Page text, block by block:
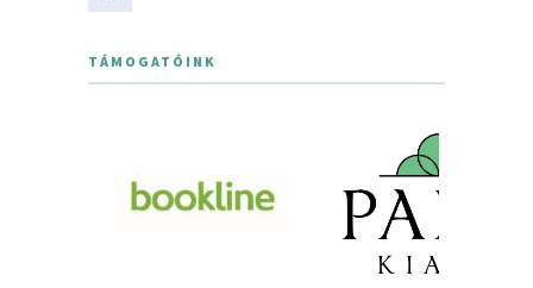
TÁMOGATÓINK